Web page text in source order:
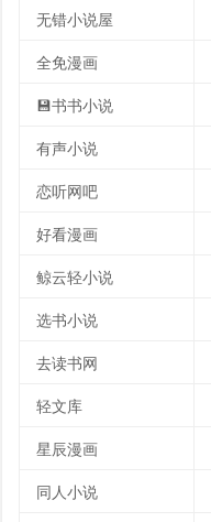
无错小说屋
全免漫画
💾书书小说
有声小说
恋听网吧
好看漫画
鲸云轻小说
选书小说
去读书网
轻文库
星辰漫画
同人小说